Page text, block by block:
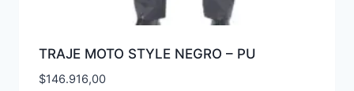
TRAJE MOTO STYLE NEGRO – PU
$146.916,00